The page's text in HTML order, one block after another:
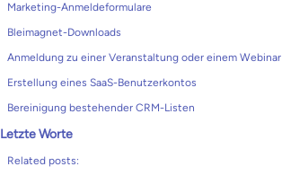
Marketing-Anmeldeformulare
Bleimagnet-Downloads
Anmeldung zu einer Veranstaltung oder einem Webinar
Erstellung eines SaaS-Benutzerkontos
Bereinigung bestehender CRM-Listen
Letzte Worte
Related posts: